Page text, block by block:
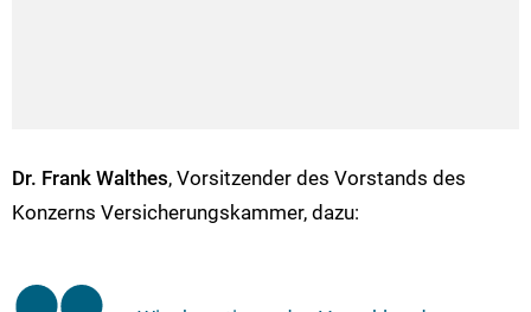
Dr. Frank Walthes, Vorsitzender des Vorstands des
Konzerns Versicherungskammer, dazu: